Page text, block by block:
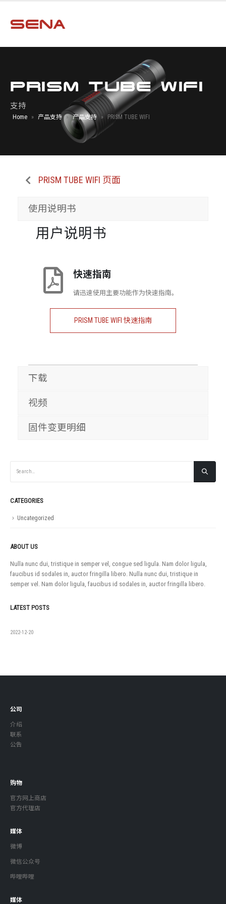
PRISM TUBE WIFI
支持
Home » 产品支持 » 产品支持 » PRISM TUBE WIFI
PRISM TUBE WIFI 页面
使用说明书
用户说明书
快速指南
请迅速使用主要功能作为快速指南。
PRISM TUBE WIFI 快速指南
下载
视频
固件变更明细
CATEGORIES
Uncategorized
ABOUT US
Nulla nunc dui, tristique in semper vel, congue sed ligula. Nam dolor ligula,
faucibus id sodales in, auctor fringilla libero. Nulla nunc dui, tristique in
semper vel. Nam dolor ligula, faucibus id sodales in, auctor fringilla libero.
LATEST POSTS
2022-12-20
公司
介绍
联系
公告
购物
官方网上商店
官方代理店
媒体
微博
微信公众号
哔哩哔哩
媒体